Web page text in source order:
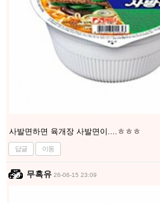
사발면하면 육개장 사발면이....ㅎㅎㅎ
답글 이동
무흑유 26-06-15 23:09